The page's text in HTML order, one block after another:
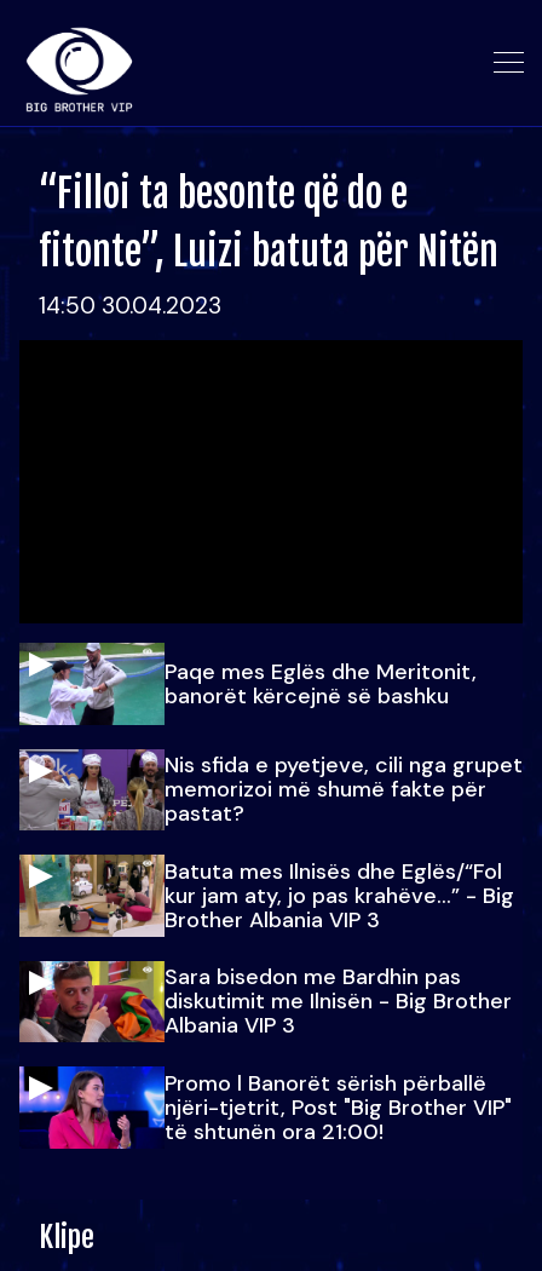
“Filloi ta besonte që do e
fitonte”, Luizi batuta për Nitën
14:50 30.04.2023
Paqe mes Eglës dhe Meritonit,
banorët kërcejnë së bashku
Nis sfida e pyetjeve, cili nga grupet
memorizoi më shumë fakte për
pastat?
Batuta mes Ilnisës dhe Eglës/“Fol
kur jam aty, jo pas krahëve…” - Big
Brother Albania VIP 3
Sara bisedon me Bardhin pas
diskutimit me Ilnisën - Big Brother
Albania VIP 3
Promo l Banorët sërish përballë
njëri-tjetrit, Post "Big Brother VIP"
të shtunën ora 21:00!
Klipe